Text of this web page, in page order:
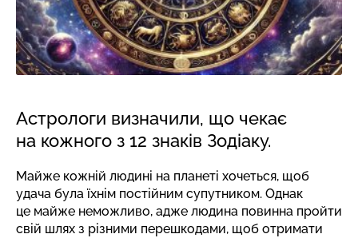
Астрологи визначили, що чекає
на кожного з 12 знаків Зодіаку.
Майже кожній людині на планеті хочеться, щоб
удача була їхнім постійним супутником. Однак
це майже неможливо, адже людина повинна пройти
свій шлях з різними перешкодами, щоб отримати